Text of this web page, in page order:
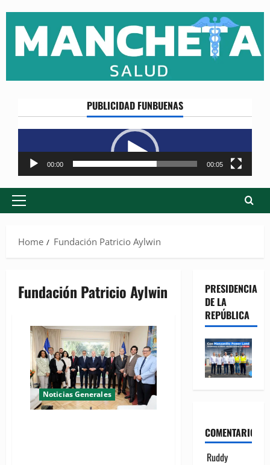
content
PUBLICIDAD FUNBUENAS
Reproductor
de
vídeo
00:00 00:05
Primary
Home
Fundación Patricio Aylwin
Fundación Patricio Aylwin
Noticias Generales
PRESIDENCIA
DE LA
REPÚBLICA
COMENTARIOS
Ruddy